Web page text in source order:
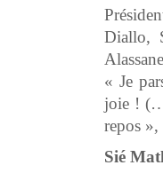
Diallo,
« Je
joie !
repos »,
Sié